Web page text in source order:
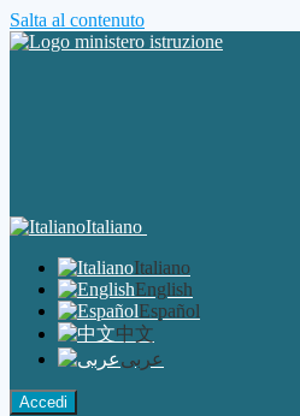
Salta al contenuto
Italiano
Italiano
English
Español
中文
عربى
Accedi